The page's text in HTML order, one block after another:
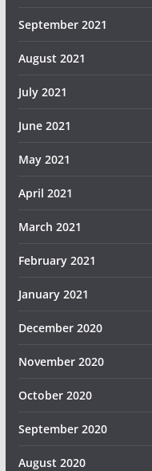
September 2021
August 2021
July 2021
June 2021
May 2021
April 2021
March 2021
February 2021
January 2021
December 2020
November 2020
October 2020
September 2020
August 2020